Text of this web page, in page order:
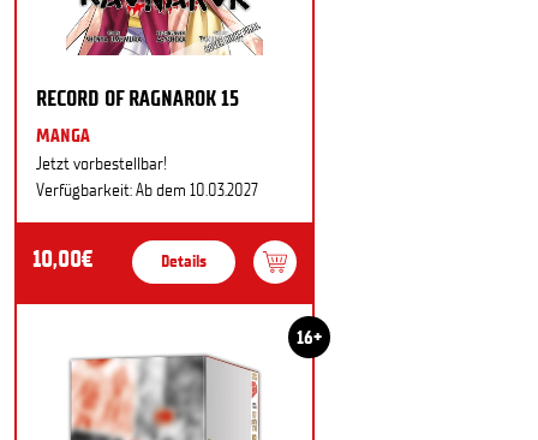
RECORD OF RAGNAROK 15
MANGA
Jetzt vorbestellbar!
Verfügbarkeit: Ab dem 10.03.2027
10,00€ Details
16+